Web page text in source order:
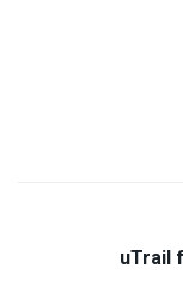
uTrail